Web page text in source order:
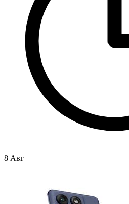
8 Авг